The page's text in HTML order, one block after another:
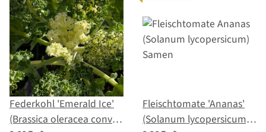
Federkohl 'Emerald Ice'
(Brassica oleracea convar.
Fleischtomate 'Ananas'
(Solanum lycopersicum)